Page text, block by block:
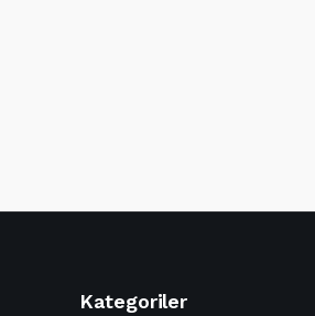
Kategoriler